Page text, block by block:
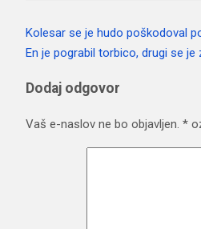
Navigacija
Kolesar se je hudo poškodoval
En je pograbil torbico, drugi se
Dodaj odgovor
Vaš e-naslov ne bo objavljen. *